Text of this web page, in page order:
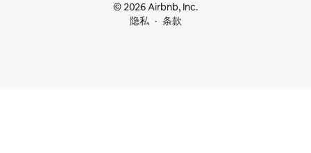
© 2026 Airbnb, Inc.
隐私
条款